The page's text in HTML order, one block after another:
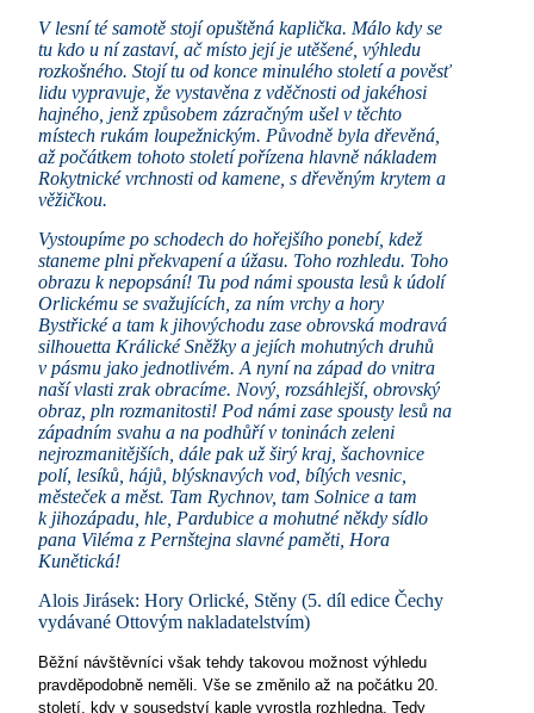
V lesní té samotě stojí opuštěná kaplička. Málo kdy se
tu kdo u ní zastaví, ač místo její je utěšené, výhledu
rozkošného. Stojí tu od konce minulého století a pověsť
lidu vypravuje, že vystavěna z vděčnosti od jakéhosi
hajného, jenž způsobem zázračným ušel v těchto
místech rukám loupežnickým. Původně byla dřevěná,
až počátkem tohoto století pořízena hlavně nákladem
Rokytnické vrchnosti od kamene, s dřevěným krytem a
věžičkou.
Vystoupíme po schodech do hořejšího ponebí, kdež
staneme plni překvapení a úžasu. Toho rozhledu. Toho
obrazu k nepopsání! Tu pod námi spousta lesů k údolí
Orlickému se svažujících, za ním vrchy a hory
Bystřické a tam k jihovýchodu zase obrovská modravá
silhouetta Králické Sněžky a jejích mohutných druhů
v pásmu jako jednotlivém. A nyní na západ do vnitra
naší vlasti zrak obracíme. Nový, rozsáhlejší, obrovský
obraz, pln rozmanitosti! Pod námi zase spousty lesů na
západním svahu a na podhůří v toninách zeleni
nejrozmanitějších, dále pak už širý kraj, šachovnice
polí, lesíků, hájů, blýsknavých vod, bílých vesnic,
městeček a měst. Tam Rychnov, tam Solnice a tam
k jihozápadu, hle, Pardubice a mohutné někdy sídlo
pana Viléma z Pernštejna slavné paměti, Hora
Kunětická!
Alois Jirásek: Hory Orlické, Stěny (5. díl edice Čechy
vydávané Ottovým nakladatelstvím)
Běžní návštěvníci však tehdy takovou možnost výhledu
pravděpodobně neměli. Vše se změnilo až na počátku 20.
století, kdy v sousedství kaple vyrostla rozhledna. Tedy